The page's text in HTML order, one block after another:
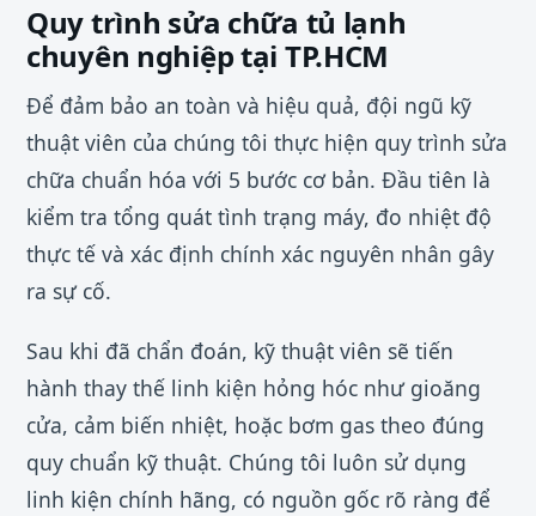
Quy trình sửa chữa tủ lạnh
chuyên nghiệp tại TP.HCM
Để đảm bảo an toàn và hiệu quả, đội ngũ kỹ
thuật viên của chúng tôi thực hiện quy trình sửa
chữa chuẩn hóa với 5 bước cơ bản. Đầu tiên là
kiểm tra tổng quát tình trạng máy, đo nhiệt độ
thực tế và xác định chính xác nguyên nhân gây
ra sự cố.
Sau khi đã chẩn đoán, kỹ thuật viên sẽ tiến
hành thay thế linh kiện hỏng hóc như gioăng
cửa, cảm biến nhiệt, hoặc bơm gas theo đúng
quy chuẩn kỹ thuật. Chúng tôi luôn sử dụng
linh kiện chính hãng, có nguồn gốc rõ ràng để